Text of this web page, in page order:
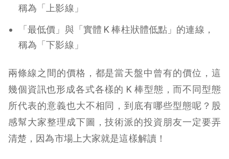
稱為「上影線」
「最低價」與「實體 K 棒柱狀體低點」的連線，
稱為「下影線」
兩條線之間的價格，都是當天盤中曾有的價位，這
幾個資訊也形成各式各樣的 K 棒型態，而不同型態
所代表的意義也大不相同，到底有哪些型態呢？股
感幫大家整理成下圖，技術派的投資朋友一定要弄
清楚，因為市場上大家就是這樣解讀！